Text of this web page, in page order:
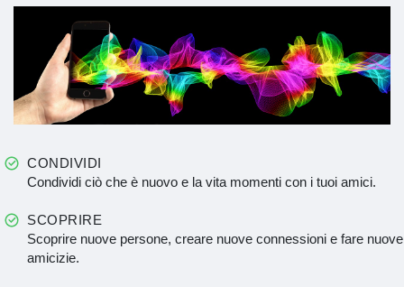
CONDIVIDI
Condividi ciò che è nuovo e la vita momenti con i tuoi amici.
SCOPRIRE
Scoprire nuove persone, creare nuove connessioni e fare nuove
amicizie.